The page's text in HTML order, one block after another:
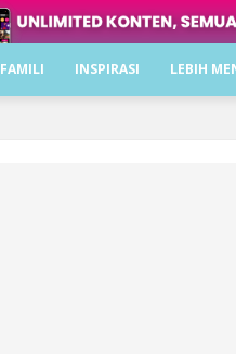
FAMILI INSPIRASI LEBIH